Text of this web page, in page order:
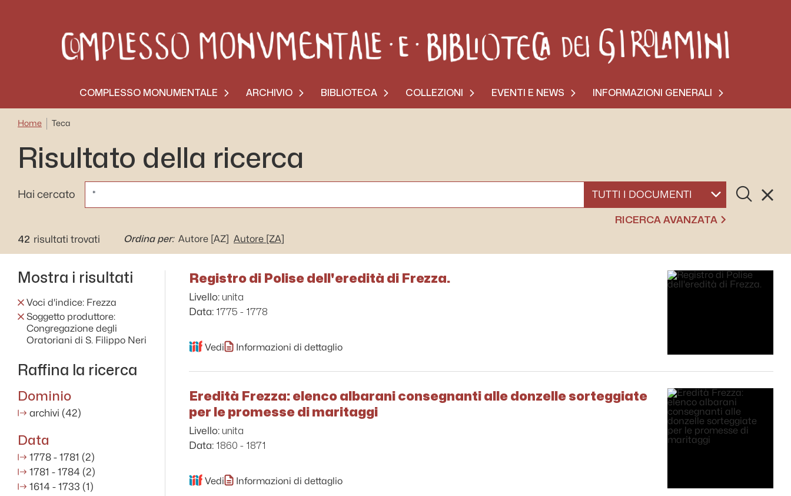
COMPLESSO MONUMENTALE ARCHIVIO BIBLIOTECA COLLEZIONI EVENTI E NEWS INFORMAZIONI GENERALI
Home Teca
Risultato della ricerca
Hai cercato
SELEZIONA UN DOCUMENTO
Cerca
RICERCA AVANZATA
42 risultati trovati Ordina per: Autore [AZ] Autore [ZA]
Mostra i risultati
Voci d'indice: Frezza
Soggetto produttore:
Congregazione degli
Oratoriani di S. Filippo Neri
Raffina la ricerca
Dominio
archivi (42)
Data
1778 - 1781 (2)
1781 - 1784 (2)
1614 - 1733 (1)
Registro di Polise dell'eredità di Frezza.
Livello: unita
Data: 1775 - 1778
Vedi Informazioni di dettaglio
Eredità Frezza: elenco albarani consegnanti alle donzelle sorteggiate
per le promesse di maritaggi
Livello: unita
Data: 1860 - 1871
Vedi Informazioni di dettaglio